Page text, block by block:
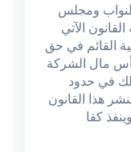
ومجلس
الآتي
القائم في حق
مال الشركة
في حدود
(000 000 6 دينار) ينشر هذا القانون
كقا